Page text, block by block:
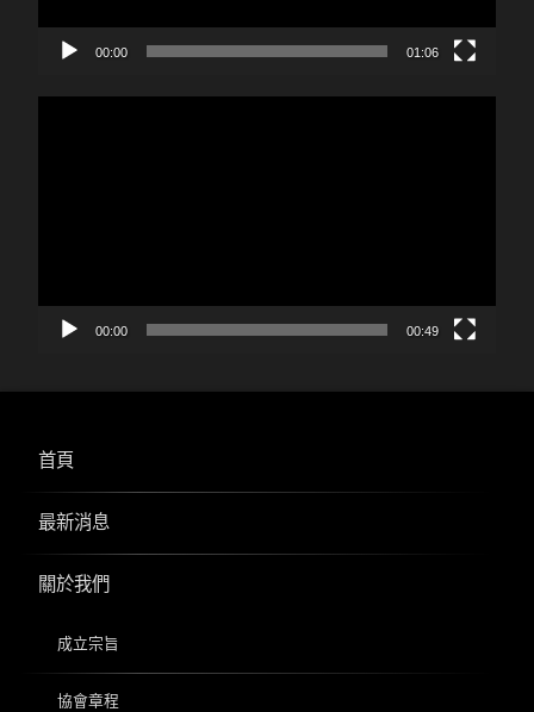
00:00 01:06
00:00 00:49
首頁
最新消息
關於我們
成立宗旨
協會章程